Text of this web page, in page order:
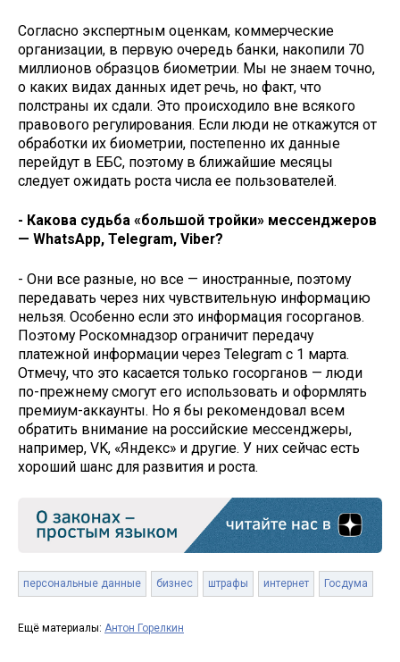
Согласно экспертным оценкам, коммерческие
организации, в первую очередь банки, накопили 70
миллионов образцов биометрии. Мы не знаем точно,
о каких видах данных идет речь, но факт, что
полстраны их сдали. Это происходило вне всякого
правового регулирования. Если люди не откажутся от
обработки их биометрии, постепенно их данные
перейдут в ЕБС, поэтому в ближайшие месяцы
следует ожидать роста числа ее пользователей.
- Какова судьба «большой тройки» мессенджеров
— WhatsApp, Telegram, Viber?
- Они все разные, но все — иностранные, поэтому
передавать через них чувствительную информацию
нельзя. Особенно если это информация госорганов.
Поэтому Роскомнадзор ограничит передачу
платежной информации через Telegram c 1 марта.
Отмечу, что это касается только госорганов — люди
по-прежнему смогут его использовать и оформлять
премиум-аккаунты. Но я бы рекомендовал всем
обратить внимание на российские мессенджеры,
например, VK, «Яндекс» и другие. У них сейчас есть
хороший шанс для развития и роста.
персональные данные бизнес штрафы интернет Госдума
Ещё материалы: Антон Горелкин